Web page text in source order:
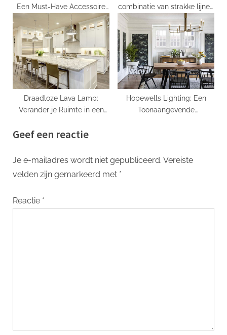
Een Must-Have Accessoire
voor Avonturiers en Reizigers
combinatie van strakke lijnen
en organische vormen
Draadloze Lava Lamp:
Verander je Ruimte in een
Hopewells Lighting: Een
Toonaangevende
Geef een reactie
Je e-mailadres wordt niet gepubliceerd. Vereiste
velden zijn gemarkeerd met *
Reactie *